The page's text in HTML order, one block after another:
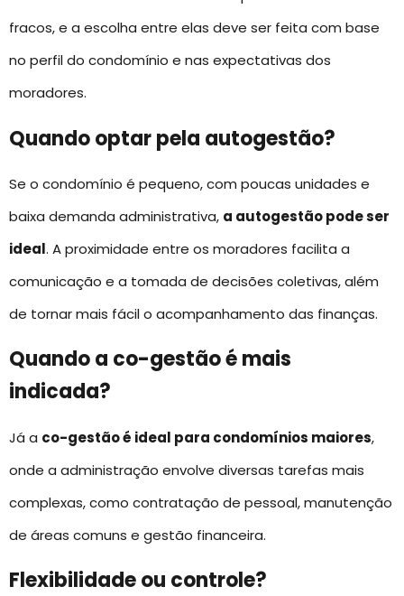
fracos, e a escolha entre elas deve ser feita com base
no perfil do condomínio e nas expectativas dos
moradores.
Quando optar pela autogestão?
Se o condomínio é pequeno, com poucas unidades e
baixa demanda administrativa, a autogestão pode ser
ideal. A proximidade entre os moradores facilita a
comunicação e a tomada de decisões coletivas, além
de tornar mais fácil o acompanhamento das finanças.
Quando a co-gestão é mais
indicada?
Já a co-gestão é ideal para condomínios maiores,
onde a administração envolve diversas tarefas mais
complexas, como contratação de pessoal, manutenção
de áreas comuns e gestão financeira.
Flexibilidade ou controle?